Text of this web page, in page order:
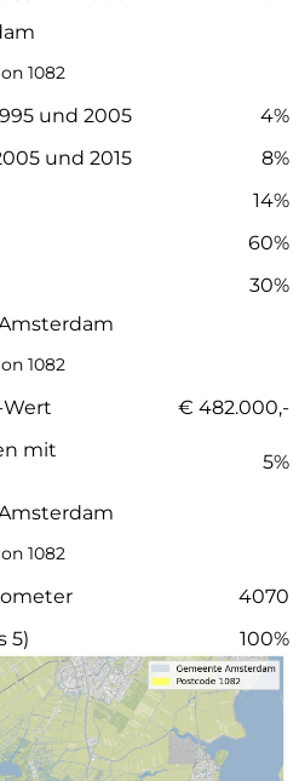
1082
und 2005
4%
und 2015
8%
14%
60%
30%
1082
€ 482.000,-
mit
5%
1082
4070
5)
100%